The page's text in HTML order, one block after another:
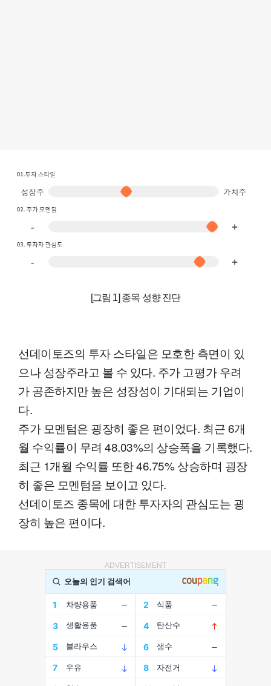
[그림 1] 종목 성향 진단
선데이토즈의 투자 스타일은 모호한 측면이 있
으나 성장주라고 볼 수 있다. 주가 고평가 우려
가 공존하지만 높은 성장성이 기대되는 기업이
다.
주가 모멘텀은 굉장히 좋은 편이었다. 최근 6개
월 수익률이 무려 48.03%의 상승폭을 기록했다.
최근 1개월 수익률 또한 46.75% 상승하며 굉장
히 좋은 모멘텀을 보이고 있다.
선데이토즈 종목에 대한 투자자의 관심도는 굉
장히 높은 편이다.
ADVERTISEMENT